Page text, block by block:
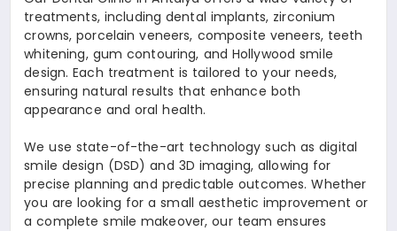
treatments, including dental implants, zirconium
crowns, porcelain veneers, composite veneers, teeth
whitening, gum contouring, and Hollywood smile
design. Each treatment is tailored to your needs,
ensuring natural results that enhance both
appearance and oral health.
We use state-of-the-art technology such as digital
smile design (DSD) and 3D imaging, allowing for
precise planning and predictable outcomes. Whether
you are looking for a small aesthetic improvement or
a complete smile makeover, our team ensures